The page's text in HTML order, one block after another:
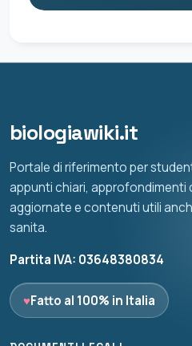
biologiawiki.it
Portale di riferimento per
appunti chiari, approfondimenti
aggiornate e contenuti utili
sanita.
Partita IVA: 03648380834
♥Fatto al 100% in Italia